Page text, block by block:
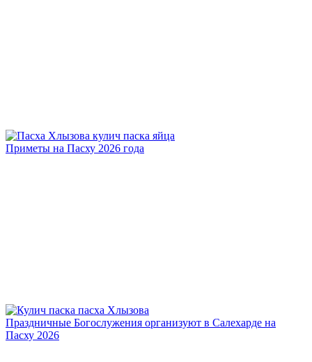
Приметы на Пасху 2026 года
Праздничные Богослужения организуют в Салехарде на
Пасху 2026